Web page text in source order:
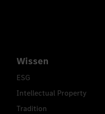
Wissen
ESG
Intellectual Property
Tradition